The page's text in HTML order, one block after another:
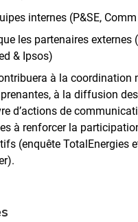
internes (P&SE,
les partenaires externes
& Ipsos)
à la coordination
à la diffusion
d’actions de
à renforcer la
(enquête TotalEnergies